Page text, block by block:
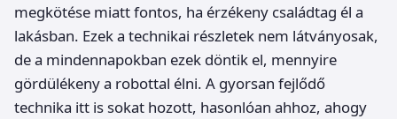
megkötése miatt fontos, ha érzékeny családtag él a
lakásban. Ezek a technikai részletek nem látványosak,
de a mindennapokban ezek döntik el, mennyire
gördülékeny a robottal élni. A gyorsan fejlődő
technika itt is sokat hozott, hasonlóan ahhoz, ahogy